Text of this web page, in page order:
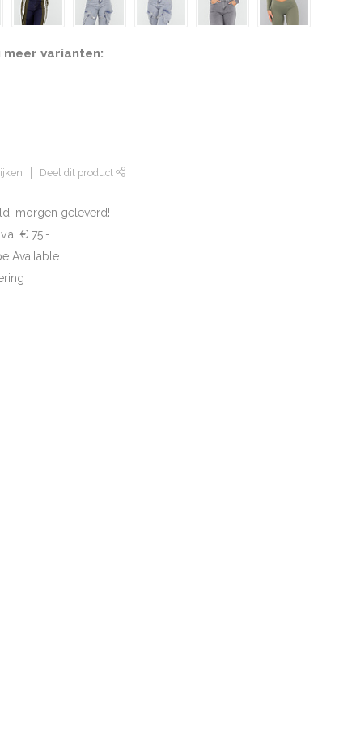
meer varianten:
Deel dit product
morgen geleverd!
€ 75,-
Available